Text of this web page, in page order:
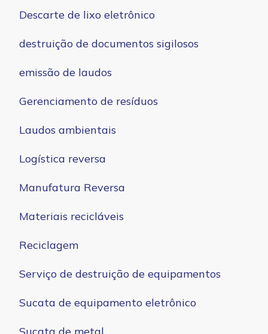
Descarte de lixo eletrônico
destruição de documentos sigilosos
emissão de laudos
Gerenciamento de resíduos
Laudos ambientais
Logística reversa
Manufatura Reversa
Materiais recicláveis
Reciclagem
Serviço de destruição de equipamentos
Sucata de equipamento eletrônico